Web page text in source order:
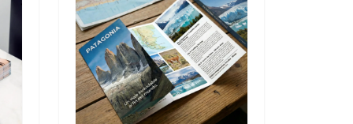
acabados pensados para el
uso diario en punto de venta.